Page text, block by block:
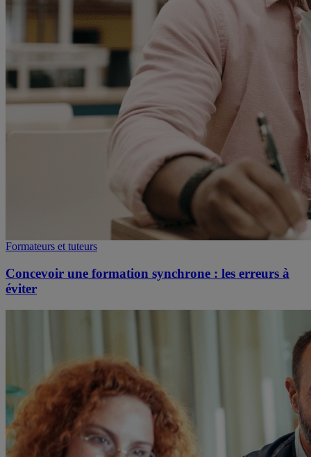
Formateurs et tuteurs
Concevoir une formation synchrone : les erreurs à
éviter